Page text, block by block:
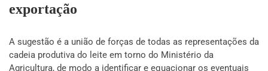
exportação
A sugestão é a união de forças de todas as representações da
cadeia produtiva do leite em torno do Ministério da
Agricultura, de modo a identificar e equacionar os eventuais